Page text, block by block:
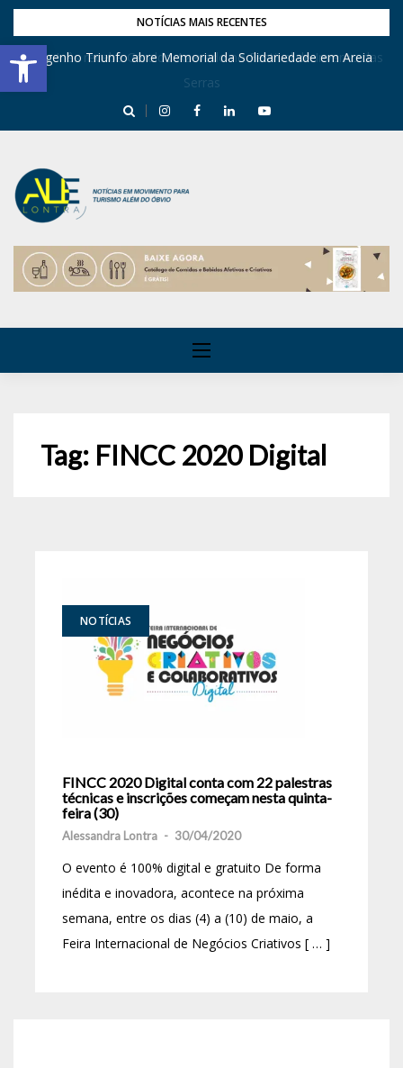
Barra de Ferramentas Aberta
NOTÍCIAS MAIS RECENTES
Dona Inês recebe Geraldo Azevedo no Festival de Inverno das
Serras
Engenho Triunfo abre Memorial da Solidariedade em Areia
Tag: FINCC 2020 Digital
NOTÍCIAS
FINCC 2020 Digital conta com 22 palestras
técnicas e inscrições começam nesta quinta-
feira (30)
Alessandra Lontra - 30/04/2020
O evento é 100% digital e gratuito De forma
inédita e inovadora, acontece na próxima
semana, entre os dias (4) a (10) de maio, a
Feira Internacional de Negócios Criativos [ … ]